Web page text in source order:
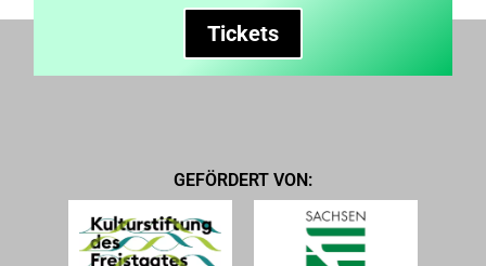
Tickets
GEFÖRDERT VON: